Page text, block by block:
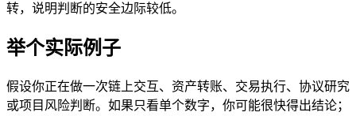
转，说明判断的安全边际较低。
举个实际例子
假设你正在做一次链上交互、资产转账、交易执行、协议研究
或项目风险判断。如果只看单个数字，你可能很快得出结论；